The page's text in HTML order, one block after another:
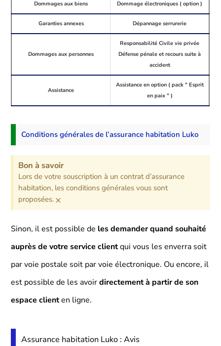
Dommages aux biens Dommage électroniques ( option )
Garanties annexes Dépannage serrurerie
Dommages aux personnes
Responsabilité Civile vie privée
Défense pénale et recours suite à
accident
Assistance
Assistance en option ( pack " Esprit
en paix " )
Conditions générales de l’assurance habitation Luko
Bon à savoir
Lors de votre souscription à un contrat d’assurance
habitation, les conditions générales vous sont
proposées. ×
Sinon, il est possible de les demander quand souhaité
auprès de votre service clientqui vous les enverra soit
par voie postale soit par voie électronique. Ou encore, il
est possible de les avoirdirectement à partir de son
espace clienten ligne.
Assurance habitation Luko : Avis